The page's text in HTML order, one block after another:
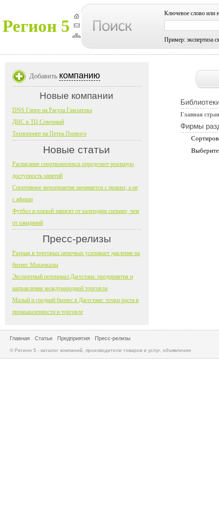
Регион 5
Ключевое слово или
Пример: экспертиза
Главная
Фирмы
Добавить компанию
Новые компании
DNS Гипер на Расула Гамзатова
ДНС в ТЦ Северный
Технопоинт на Петра Первого
Новые статьи
Расписание спорткомплекса определяет реальную
доступность занятий
Спортивное мероприятие начинается с правил, а не
с афиши
Футбол и хоккей зависят от календаря сильнее, чем
от ожиданий
Пресс-релизы
Разрыв в торговых цепочках усиливает давление на
бизнес Махачкалы
Экспортный потенциал Дагестана: предприятия и
направления международной торговли
Малый и средний бизнес в Дагестане: точки роста в
промышленности и торговле
Главная Статьи Предприятия Пресс-релизы
© Регион 5 - каталог компаний, производители товаров и услуг, объявления